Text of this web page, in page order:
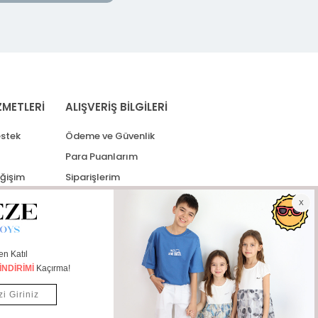
ALIŞVERİŞ BİLGİLERİ
Ödeme ve Güvenlik
Para Puanlarım
Siparişlerim